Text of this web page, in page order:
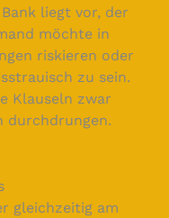
liegt vor, der
möchte in
riskieren oder
zu sein.
Klauseln zwar
durchdrungen.
gleichzeitig am